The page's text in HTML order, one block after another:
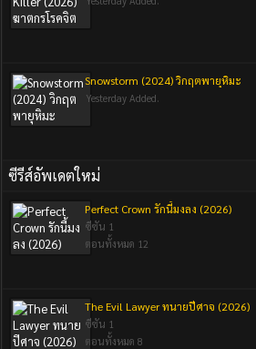
Snowstorm (2024) วิกฤตพายุหิมะ
Yesterday Added.
ซีรีส์อัพเดตใหม่
Perfect Crown รักนี้มงลง (2026)
ซีซัน 1
ตอนทั้งหมด 12
The Evil Lawyer ทนายปีศาจ (2026)
ซีซัน 1
ตอนทั้งหมด 8